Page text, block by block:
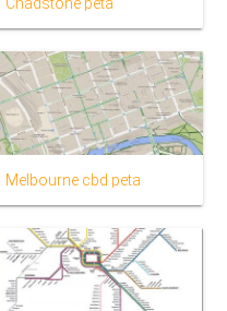
Melbourne cbd peta